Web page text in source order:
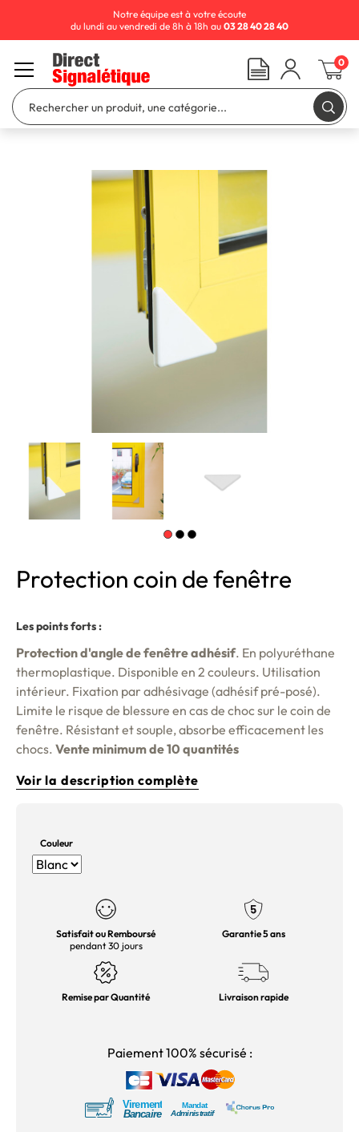
Protection coin de fenêtre
Les points forts :
Protection d'angle de fenêtre adhésif. En polyuréthane
thermoplastique. Disponible en 2 couleurs. Utilisation
intérieur. Fixation par adhésivage (adhésif pré-posé).
Limite le risque de blessure en cas de choc sur le coin de
fenêtre. Résistant et souple, absorbe efficacement les
chocs. Vente minimum de 10 quantités
Voir la description complète
Couleur
Satisfait ou Remboursé
pendant 30 jours
Garantie 5 ans
Remise par Quantité Livraison rapide
Paiement 100% sécurisé :
Notre équipe est à votre écoute
du lundi au vendredi de 8h à 18h au 03 28 40 28 40
0